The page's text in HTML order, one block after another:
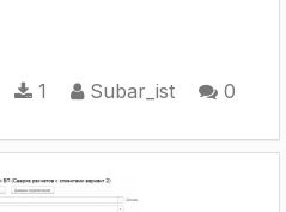
1 Subar_ist 0